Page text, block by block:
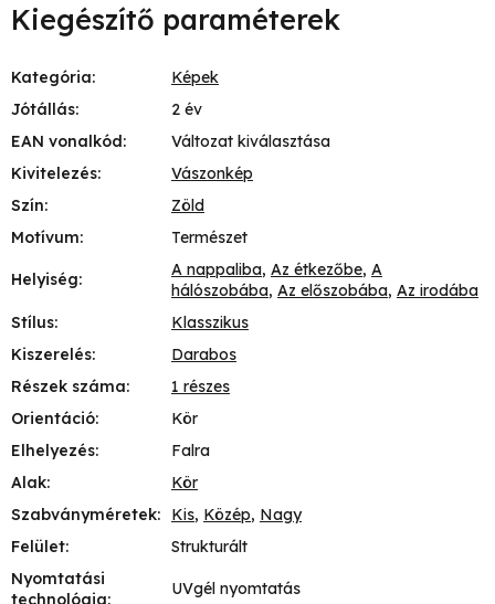
Kiegészítő paraméterek
Kategória:
Képek
Jótállás:
2 év
EAN vonalkód:
Változat kiválasztása
Kivitelezés:
Vászonkép
Szín:
Zöld
Motívum: Természet
Helyiség: A nappaliba, Az étkezőbe, A
hálószobába, Az előszobába, Az irodába
Stílus:
Klasszikus
Kiszerelés:
Darabos
Részek száma:
1 részes
Orientáció:
Kör
Elhelyezés:
Falra
Alak:
Kör
Szabványméretek: Kis, Közép, Nagy
Felület:
Strukturált
Nyomtatási
technológia:
UVgél nyomtatás